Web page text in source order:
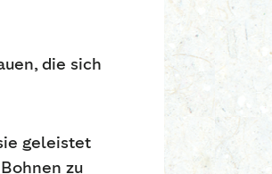
die sich
geleistet
zu